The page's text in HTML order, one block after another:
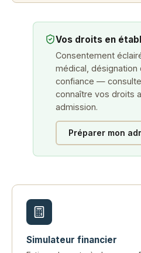
Vos droits en
Consentement
médical,
confiance —
connaître vos droits
admission.
Préparer mon
Simulateur financier